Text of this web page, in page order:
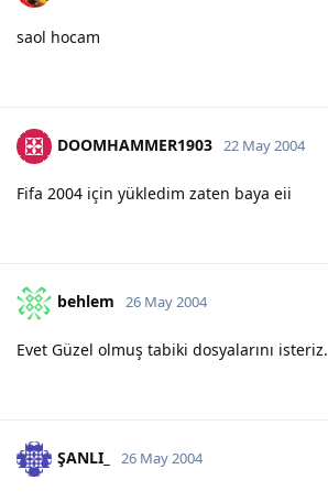
saol hocam
DOOMHAMMER1903 22 May 2004
Fifa 2004 için yükledim zaten baya eii
behlem 26 May 2004
Evet Güzel olmuş tabiki dosyalarını isteriz.
ŞANLI_ 26 May 2004